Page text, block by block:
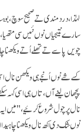
لہٰذا، درد مندی تے صحیح سوچ،
سارے نتیجیاں نوں نئیں سی
چویں پاسے تے تھلے اُتے
کسے شے نوں اُنجے ہی ویکھن نال
پچھان لینے آں، تاں ہی اسی کہہ
نال پرچول شروع کرئیے، "میں
نوں شک دی اکھ نال ویکھنا